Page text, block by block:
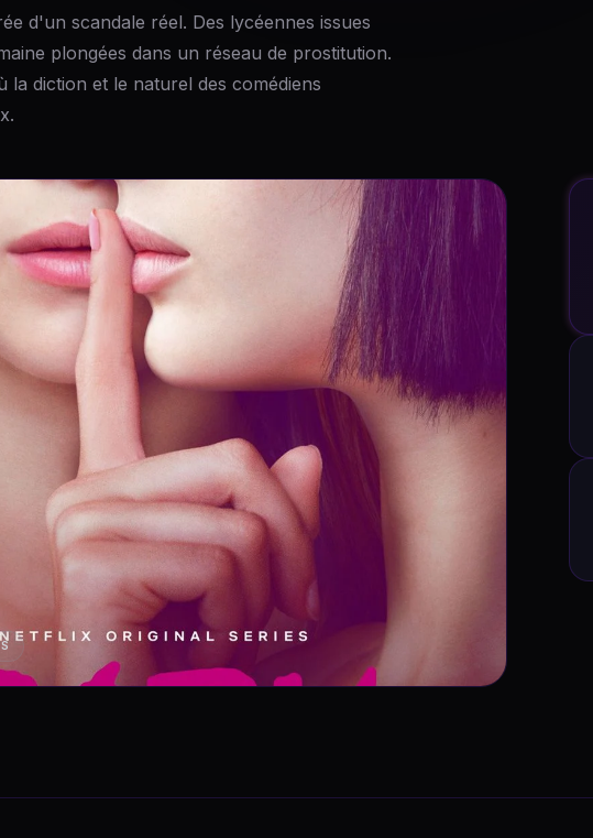
d'un scandale réel. Des lycéennes issues
plongées dans un réseau de prostitution.
la diction et le naturel des comédiens